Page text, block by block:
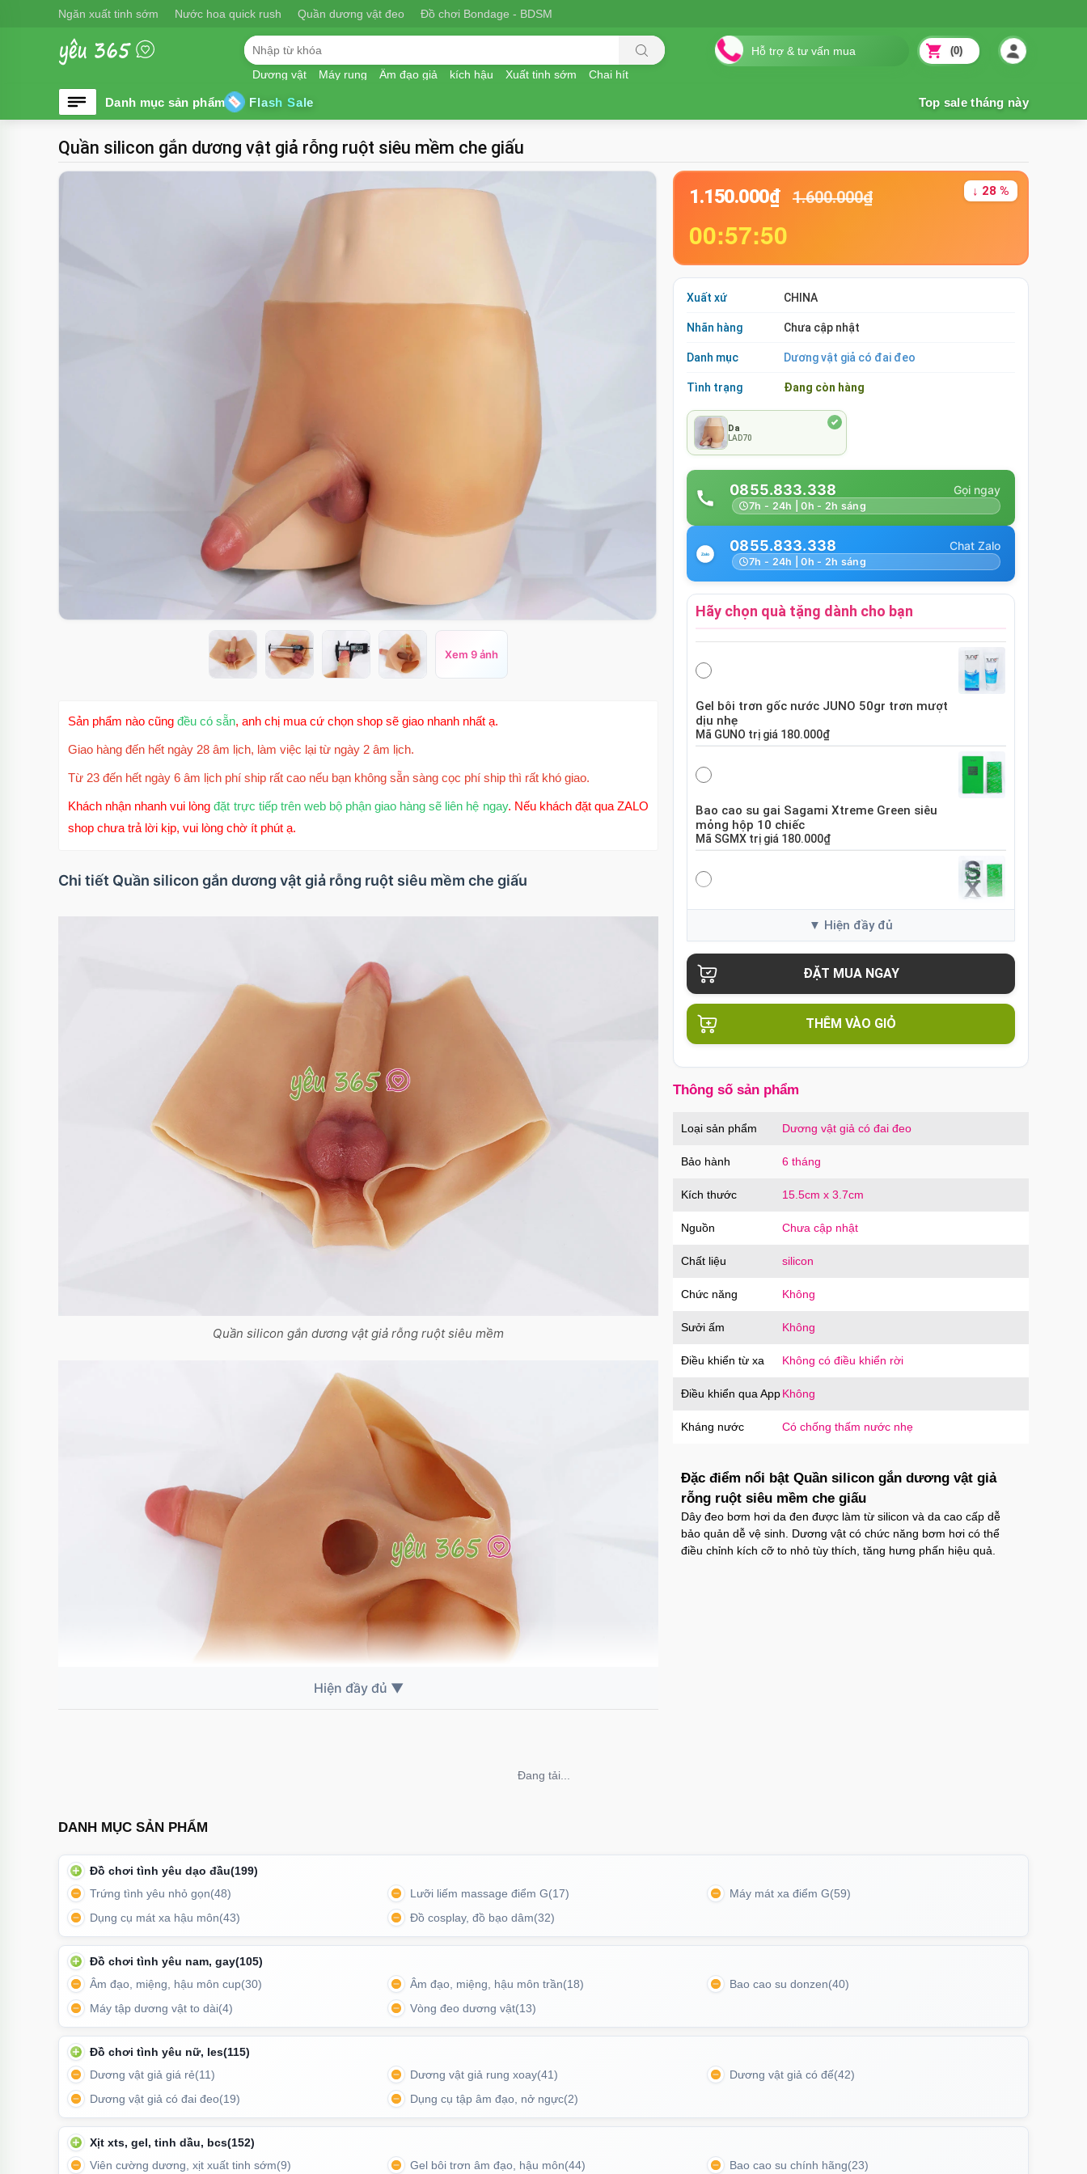
Ngăn xuất tinh sớm Nước hoa quick rush Quần dương vật đeo Đồ chơi Bondage - BDSM
Dương vật Máy rung Âm đạo giả kích hậu Xuất tinh sớm Chai hít
(0)
Flash Sale
Quần silicon gắn dương vật giả rỗng ruột siêu mềm che giấu
Xem 9 ảnh
1.150.000₫ 1.600.000₫ ↓ 28 %
00:57:49
Xuất xứ CHINA
Nhãn hàng Chưa cập nhật
Danh mục Dương vật giả có đai đeo
Tình trạng Đang còn hàng
Da
LAD70
0855.833.338
7h - 24h | 0h - 2h sáng
0855.833.338
7h - 24h | 0h - 2h sáng
Hãy chọn quà tặng dành cho bạn
Gel bôi trơn gốc nước JUNO 50gr trơn mượt
dịu nhẹ
Mã GUNO trị giá 180.000₫
Bao cao su gai Sagami Xtreme Green siêu
mỏng hộp 10 chiếc
Mã SGMX trị giá 180.000₫
MãSGMEtrị giá120.000₫
Bao cao su Sagami Xtreme siêu mỏng hộp 10
chiếc Nhật Bản
MãBSX60trị giá130.000₫
Củ sạc Hoco Mini Travel Charger 10.5W nhanh
an toàn
THÊM VÀO GIỎ
Thông số sản phẩm
Loại sản phẩm Dương vật giả có đai đeo
Bảo hành 6 tháng
Kích thước 15.5cm x 3.7cm
Nguồn Chưa cập nhật
Chất liệu silicon
Chức năng Không
Sưởi ấm Không
Điều khiển từ xa Không có điều khiển rời
Điều khiển qua AppKhông
Kháng nước Có chống thấm nước nhẹ
Đặc điểm nổi bật Quần silicon gắn dương vật giả
rỗng ruột siêu mềm che giấu
Dây đeo bơm hơi da đen được làm từ silicon và da cao cấp dễ
bảo quản dễ vệ sinh. Dương vật có chức năng bơm hơi có thể
điều chỉnh kích cỡ to nhỏ tùy thích, tăng hưng phấn hiệu quả.
Sản phẩm nào cũng đều có sẵn, anh chị mua cứ chọn shop sẽ giao nhanh nhất ạ.
Giao hàng đến hết ngày 28 âm lịch, làm việc lại từ ngày 2 âm lịch.
Từ 23 đến hết ngày 6 âm lịch phí ship rất cao nếu bạn không sẵn sàng cọc phí ship thì rất khó giao.
Khách nhận nhanh vui lòngđặt trực tiếp trên web bộ phận giao hàng sẽ liên hệ ngay. Nếu khách đặt qua ZALO
shop chưa trả lời kịp, vui lòng chờ ít phút ạ.
Chi tiết Quần silicon gắn dương vật giả rỗng ruột siêu mềm che giấu
Quần silicon gắn dương vật giả rỗng ruột siêu mềm
Hình ảnh rõ nét Quần silicon gắn dương vật giả rỗng ruộtKhông thể tải nội dung
DANH MỤC SẢN PHẨM
Đồ chơi tình yêu dạo đầu(199)
Trứng tình yêu nhỏ gọn(48) Lưỡi liếm massage điểm G(17) Máy mát xa điểm G(59)
Dụng cụ mát xa hậu môn(43) Đồ cosplay, đồ bạo dâm(32)
Đồ chơi tình yêu nam, gay(105)
Âm đạo, miệng, hậu môn cup(30) Âm đạo, miệng, hậu môn trần(18) Bao cao su donzen(40)
Máy tập dương vật to dài(4) Vòng đeo dương vật(13)
Đồ chơi tình yêu nữ, les(115)
Dương vật giả giá rẻ(11) Dương vật giả rung xoay(41) Dương vật giả có đế(42)
Dương vật giả có đai đeo(19) Dụng cụ tập âm đạo, nở ngực(2)
Xịt xts, gel, tinh dầu, bcs(152)
Viên cường dương, xịt xuất tinh sớm(9) Gel bôi trơn âm đạo, hậu môn(44) Bao cao su chính hãng(23)